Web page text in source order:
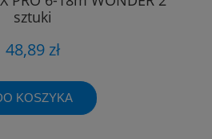
sztuki
48,89 zł
KOSZYKA